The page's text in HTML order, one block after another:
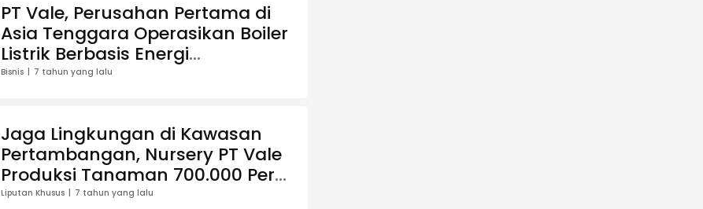
PT Vale, Perusahan Pertama di
Asia Tenggara Operasikan Boiler
Listrik Berbasis Energi
Terbarukan
Bisnis 7 tahun yang lalu
Jaga Lingkungan di Kawasan
Pertambangan, Nursery PT Vale
Produksi Tanaman 700.000 Per
Tahun
Liputan Khusus 7 tahun yang lalu